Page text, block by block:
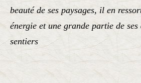
beauté de ses paysages, il en
énergie et une grande partie de
sentiers